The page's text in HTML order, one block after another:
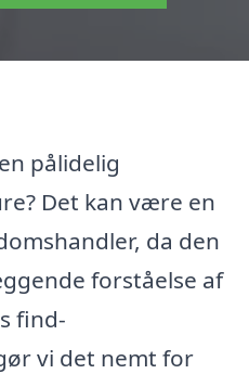
pålidelig
Det kan være en
da den
forståelse af
find-
vi det nemt for